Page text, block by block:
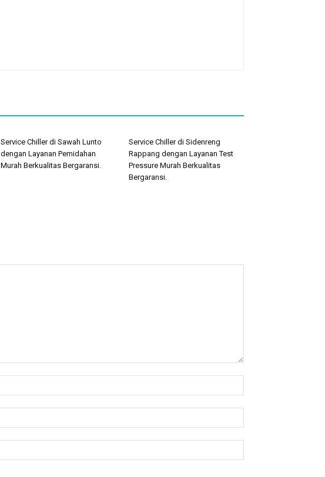
Service Chiller di Sawah Lunto
dengan Layanan Pemidahan
Murah Berkualitas Bergaransi.
Service Chiller di Sidenreng
Rappang dengan Layanan Test
Pressure Murah Berkualitas
Bergaransi.